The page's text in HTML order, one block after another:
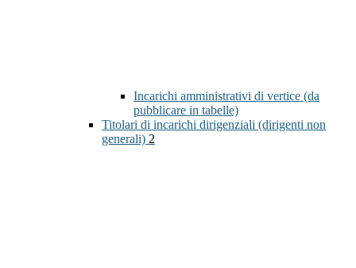
Incarichi amministrativi di vertice (da
pubblicare in tabelle)
Titolari di incarichi dirigenziali (dirigenti non
generali) 2